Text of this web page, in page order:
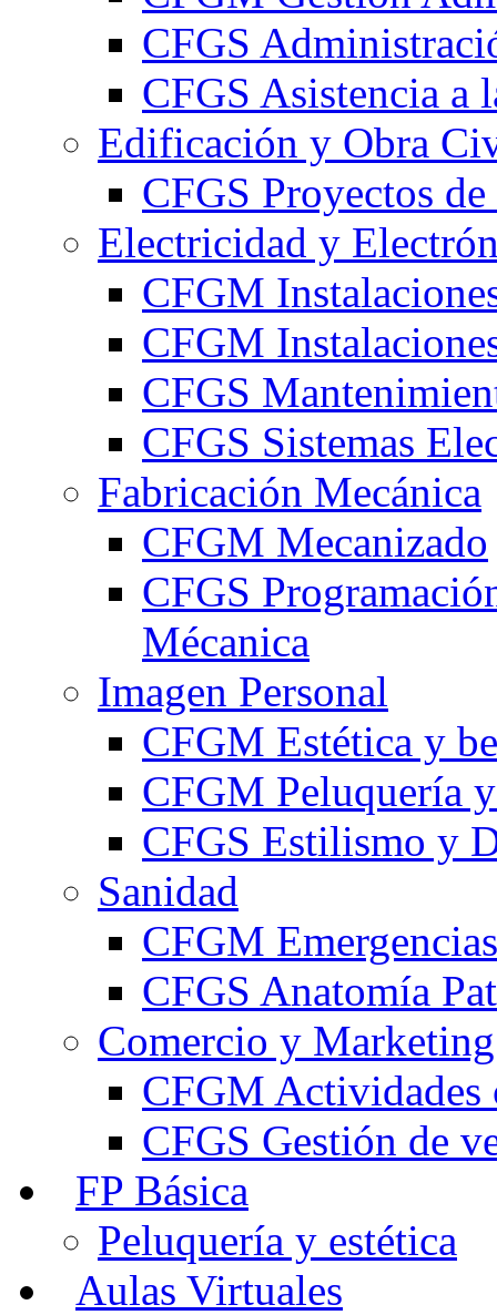
CFGS
CFGS Asistencia a
Edificación y Obra
CFGS Proyectos
Electricidad y
CFGM
CFGM
CFGS
CFGS Sistemas
Fabricación Mecánica
CFGM Mecanizado
CFGS
Mécanica
Imagen Personal
CFGM Estética y
CFGM Peluquería
CFGS Estilismo y
Sanidad
CFGM
CFGS Anatomía
Comercio y Marketing
CFGM Actividades
CFGS Gestión de
FP Básica
Peluquería y estética
Aulas Virtuales